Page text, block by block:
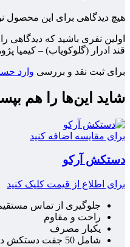
هیچ دیدگاهی برای این محصول
اولین نفری باشید که دیدگاهی
قند ادرار (گلوکویاب) – کیمیا
برای ثبت نقد و بررسی وارد
شاید این‌ها را هم
برای مقایسه اضافه کنید
دستکش آرکو
برای اطلاع از قیمت کلیک کنید
جلوگیری از تماس
راحت و مقاوم
یکبار مصرف
شامل 50 جفت دستکش در بسته بندی ایمن